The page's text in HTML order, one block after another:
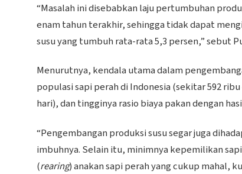
“Masalah ini disebabkan laju pertumbuhan
enam tahun terakhir, sehingga tidak dapat
susu yang tumbuh rata-rata 5,3 persen,” sebut
Menurutnya, kendala utama dalam
populasi sapi perah di Indonesia (sekitar 592
hari), dan tingginya rasio biaya pakan dengan
“Pengembangan produksi susu segar juga
imbuhnya. Selain itu, minimnya kepemilikan
(rearing) anakan sapi perah yang cukup mahal,